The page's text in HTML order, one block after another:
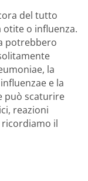
del tutto
otite o influenza.
potrebbero
la
e la
può scaturire
reazioni
il